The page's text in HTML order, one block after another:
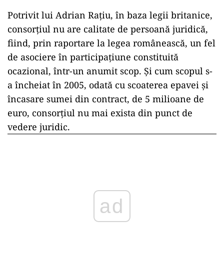
Potrivit lui Adrian Rațiu, în baza legii britanice,
consorțiul nu are calitate de persoană juridică,
fiind, prin raportare la legea românească, un fel
de asociere în participațiune constituită
ocazional, într-un anumit scop. Și cum scopul s-
a încheiat în 2005, odată cu scoaterea epavei și
încasare sumei din contract, de 5 milioane de
euro, consorțiul nu mai exista din punct de
vedere juridic.
ad